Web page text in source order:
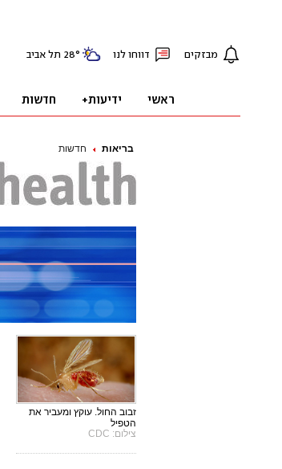
בריאות חדשות
זבוב החול. עוקץ ומעביר את
הטפיל
צילום: CDC